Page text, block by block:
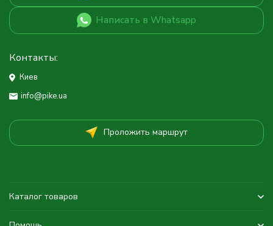
Написать в Whatsapp
Контакты:
Киев
info@pike.ua
Проложить маршрут
Каталог товаров